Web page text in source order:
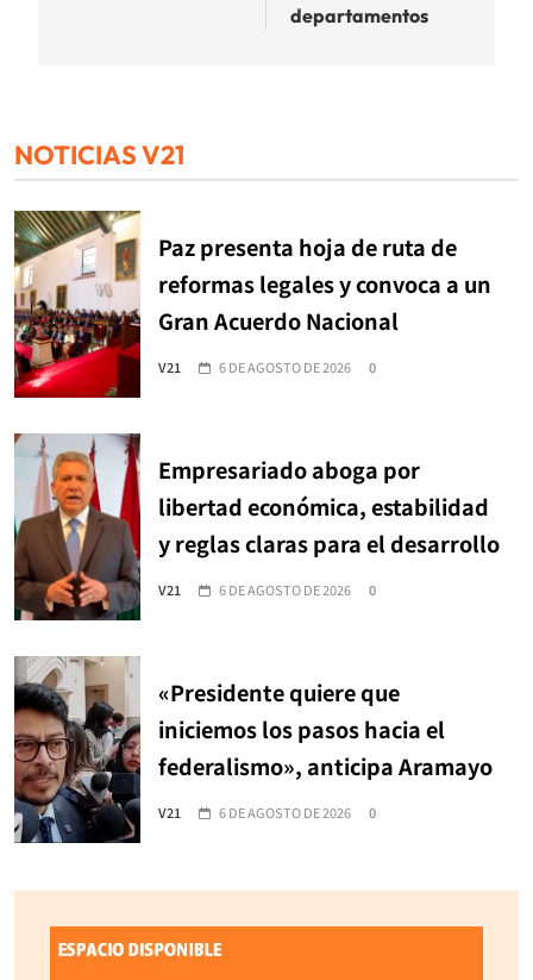
departamentos
NOTICIAS V21
Paz presenta hoja de ruta de
reformas legales y convoca a un
Gran Acuerdo Nacional
V21 6 DE AGOSTO DE 2026 0
Empresariado aboga por
libertad económica, estabilidad
y reglas claras para el desarrollo
V21 6 DE AGOSTO DE 2026 0
«Presidente quiere que
iniciemos los pasos hacia el
federalismo», anticipa Aramayo
V21 6 DE AGOSTO DE 2026 0